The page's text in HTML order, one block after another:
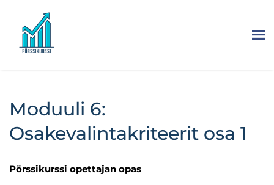
Moduuli 6:
Osakevalintakriteerit osa 1
Pörssikurssi opettajan opas